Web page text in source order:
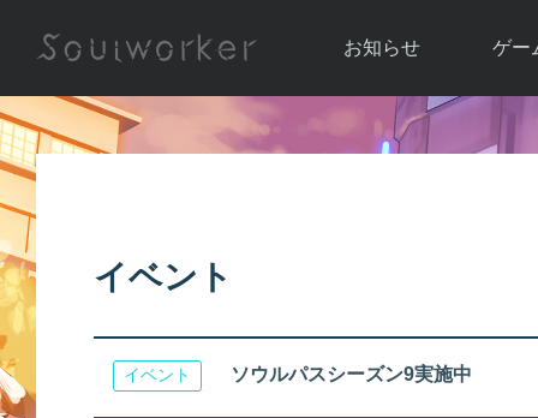
お知らせ
お知らせ一覧
ゲー
ソウ
アップ
イベント
イベント ソウルパスシーズン9実施中